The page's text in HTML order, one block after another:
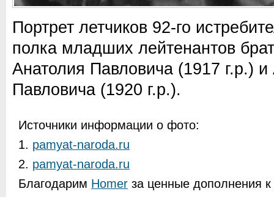
Портрет летчиков 92-го
полка младших лейтенантов
Анатолия Павловича (1917 г.р.)
Павловича (1920 г.р.).
Источники информации о фото:
1. pamyat-naroda.ru
2. pamyat-naroda.ru
Благодарим Homer за ценные дополнения к